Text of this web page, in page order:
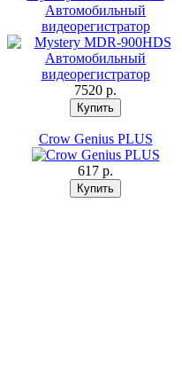
Автомобильный
видеорегистратор
7520 p.
Crow Genius PLUS
617 p.